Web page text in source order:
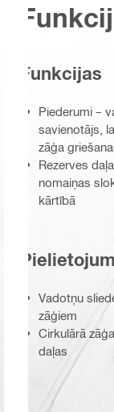
Funkcijas
Piederumi –
savienotājs,
zāģa
Rezerves
nomaiņas
kārtībā
Vadotņu
zāģiem
Cirkulārā
daļas